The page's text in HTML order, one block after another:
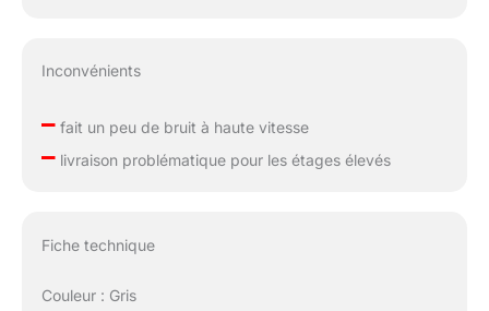
Inconvénients
–fait un peu de bruit à haute vitesse
–livraison problématique pour les étages élevés
Fiche technique
Couleur : Gris